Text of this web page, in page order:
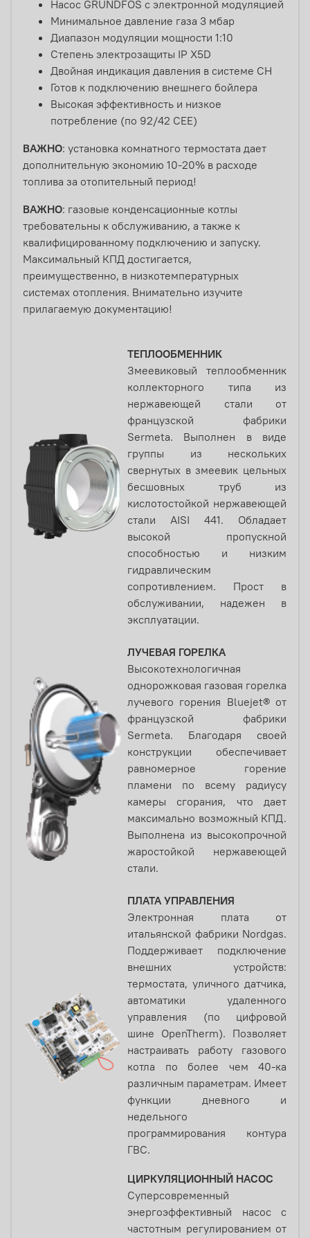
Насос GRUNDFOS с электронной модуляцией
Минимальное давление газа 3 мбар
Диапазон модуляции мощности 1:10
Степень электрозащиты IP X5D
Двойная индикация давления в системе CH
Готов к подключению внешнего бойлера
Высокая эффективность и низкое
потребление (по 92/42 CEE)
ВАЖНО: установка комнатного термостата дает
дополнительную экономию 10-20% в расходе
топлива за отопительный период!
ВАЖНО: газовые конденсационные котлы
требовательны к обслуживанию, а также к
квалифицированному подключению и запуску.
Максимальный КПД достигается,
преимущественно, в низкотемпературных
системах отопления. Внимательно изучите
прилагаемую документацию!
ТЕПЛООБМЕННИК
Змеевиковый теплообменник
коллекторного типа из
нержавеющей стали от
французской фабрики
Sermeta. Выполнен в виде
группы из нескольких
свернутых в змеевик цельных
бесшовных труб из
кислотостойкой нержавеющей
стали AISI 441. Обладает
высокой пропускной
способностью и низким
гидравлическим
сопротивлением. Прост в
обслуживании, надежен в
эксплуатации.
ЛУЧЕВАЯ ГОРЕЛКА
Высокотехнологичная
однорожковая газовая горелка
лучевого горения Bluejet® от
французской фабрики
Sermeta. Благодаря своей
конструкции обеспечивает
равномерное горение
пламени по всему радиусу
камеры сгорания, что дает
максимально возможный КПД.
Выполнена из высокопрочной
жаростойкой нержавеющей
стали.
ПЛАТА УПРАВЛЕНИЯ
Электронная плата от
итальянской фабрики Nordgas.
Поддерживает подключение
внешних устройств:
термостата, уличного датчика,
автоматики удаленного
управления (по цифровой
шине OpenTherm). Позволяет
настраивать работу газового
котла по более чем 40-ка
различным параметрам. Имеет
функции дневного и
недельного
программирования контура
ГВС.
ЦИРКУЛЯЦИОННЫЙ НАСОС
Суперсовременный
энергоэффективный насос с
частотным регулированием от